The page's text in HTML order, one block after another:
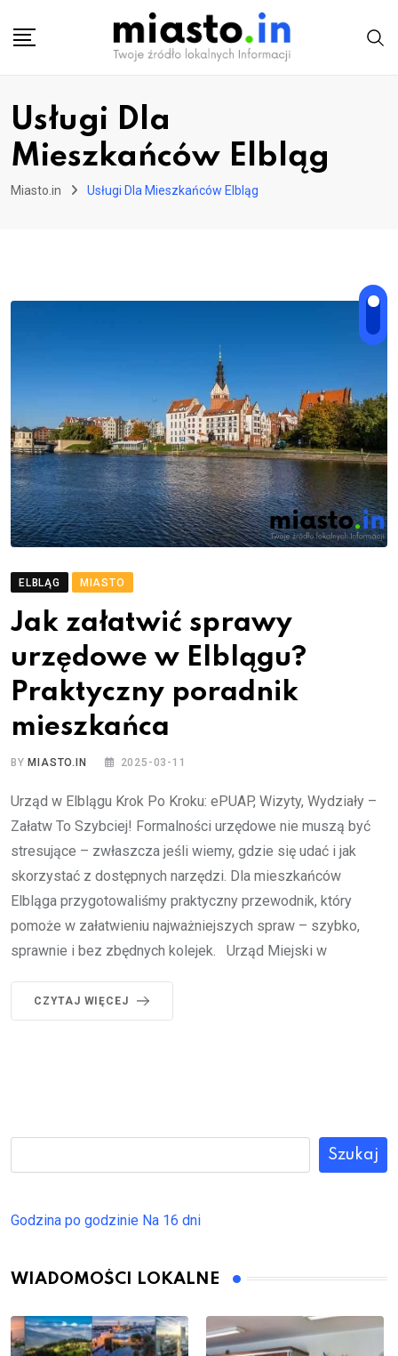
Usługi Dla
Mieszkańców Elbląg
Miasto.in Usługi Dla Mieszkańców Elbląg
ELBLĄG MIASTO
Jak załatwić sprawy
urzędowe w Elblągu?
Praktyczny poradnik
mieszkańca
BYMIASTO.IN 2025-03-11
Urząd w Elblągu Krok Po Kroku: ePUAP, Wizyty, Wydziały –
Załatw To Szybciej! Formalności urzędowe nie muszą być
stresujące – zwłaszcza jeśli wiemy, gdzie się udać i jak
skorzystać z dostępnych narzędzi. Dla mieszkańców
Elbląga przygotowaliśmy praktyczny przewodnik, który
pomoże w załatwieniu najważniejszych spraw – szybko,
sprawnie i bez zbędnych kolejek. Urząd Miejski w
CZYTAJ WIĘCEJ
Szukaj
Godzina po godzinie Na 16 dni
WIADOMOŚCI LOKALNE